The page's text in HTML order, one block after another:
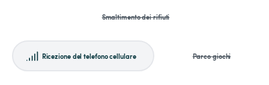
Smaltimento dei rifiuti
Ricezione del telefono cellulare Parco giochi